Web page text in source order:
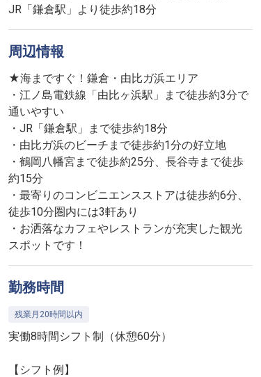
JR「鎌倉駅」より徒歩約18分
周辺情報
★海まですぐ！鎌倉・由比ガ浜エリア
・江ノ島電鉄線「由比ヶ浜駅」まで徒歩約3分で
通いやすい
・JR「鎌倉駅」まで徒歩約18分
・由比ガ浜のビーチまで徒歩約1分の好立地
・鶴岡八幡宮まで徒歩約25分、長谷寺まで徒歩
約15分
・最寄りのコンビニエンスストアは徒歩約6分、
徒歩10分圏内には3軒あり
・お洒落なカフェやレストランが充実した観光
スポットです！
勤務時間
残業月20時間以内
実働8時間シフト制（休憩60分）
【シフト例】